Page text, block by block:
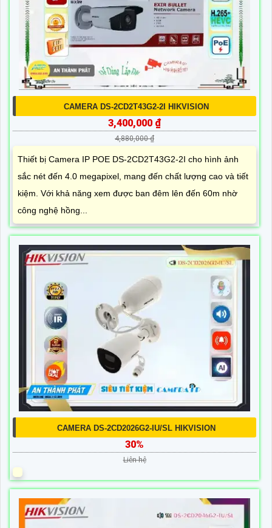
CAMERA DS-2CD2T43G2-2I HIKVISION
3,400,000 ₫
4,880,000 ₫
Thiết bị Camera IP POE DS-2CD2T43G2-2I cho hình ảnh
sắc nét đến 4.0 megapixel, mang đến chất lượng cao và tiết
kiệm. Với khả năng xem được ban đêm lên đến 60m nhờ
công nghệ hồng...
CAMERA DS-2CD2026G2-IU/SL HIKVISION
30%
Liên hệ